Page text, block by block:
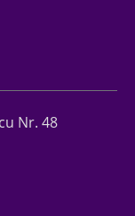
Nr. 48